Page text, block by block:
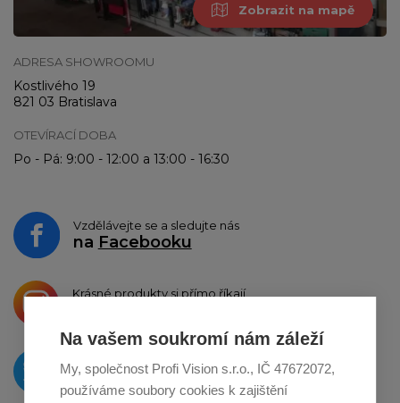
Na vašem soukromí nám záleží
My, společnost Profi Vision s.r.o., IČ 47672072,
používáme soubory cookies k zajištění
Zobrazit na mapě
ADRESA SHOWROOMU
Kostlivého 19
821 03 Bratislava
OTEVÍRACÍ DOBA
Po - Pá: 9:00 - 12:00 a 13:00 - 16:30
Vzdělávejte se a sledujte nás
na Facebooku
Krásné produkty si přímo říkají
O novinkách píšeme
naTwitteru